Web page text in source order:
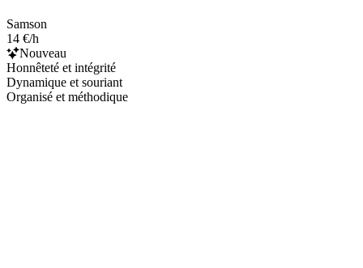
Samson
14 €/h
Nouveau
Honnêteté et intégrité
Dynamique et souriant
Organisé et méthodique